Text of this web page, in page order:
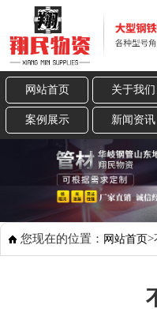
网站首页 关于我们
案例展示 新闻资讯
您现在的位置： 网站首页>